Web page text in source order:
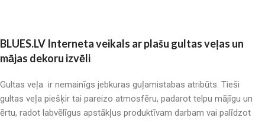
BLUES.LV Interneta veikals ar plašu gultas veļas un
mājas dekoru izvēli
Gultas veļa ir nemainīgs jebkuras guļamistabas atribūts. Tieši
gultas veļa piešķir tai pareizo atmosfēru, padarot telpu mājīgu un
ērtu, radot labvēlīgus apstākļus produktīvam darbam vai palīdzot